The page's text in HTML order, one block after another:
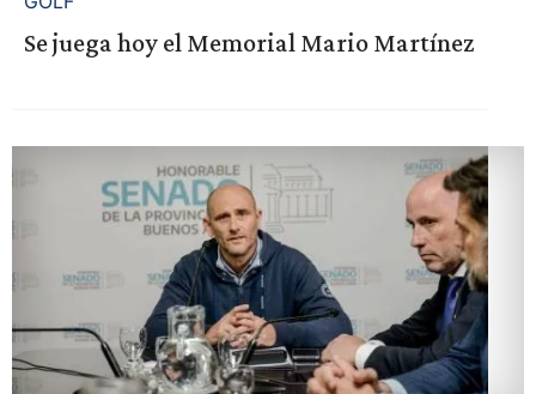
Se juega hoy el Memorial Mario Martínez